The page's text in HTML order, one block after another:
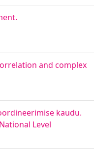
and complex
kaudu.
Level